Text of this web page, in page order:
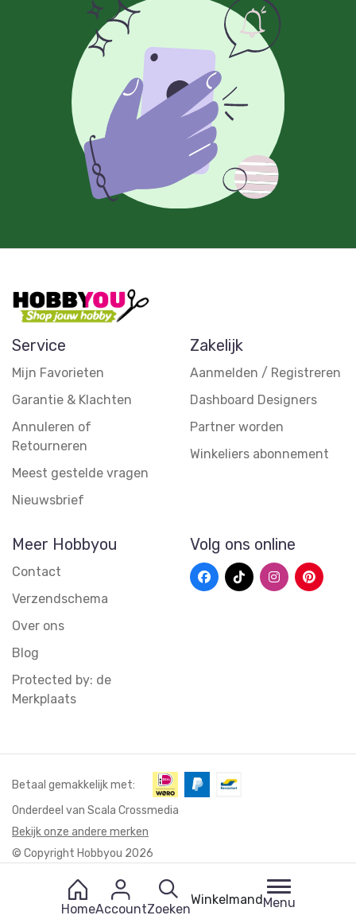
Service
Mijn Favorieten
Garantie & Klachten
Annuleren of
Retourneren
Meest gestelde vragen
Nieuwsbrief
Zakelijk
Aanmelden / Registreren
Dashboard Designers
Partner worden
Winkeliers abonnement
Meer Hobbyou
Contact
Verzendschema
Over ons
Blog
Protected by: de
Merkplaats
Volg ons online
© Copyright Hobbyou 2026
Onderdeel van Scala Crossmedia
Bekijk onze andere merken
Betaal gemakkelijk met:
HomeAccountZoeken
WinkelmandMenu